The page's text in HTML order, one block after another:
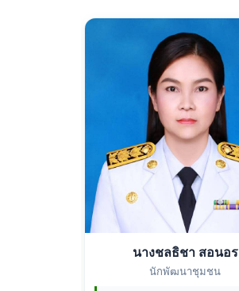
นางชลธิชา สอนอร
นักพัฒนาชุมชน